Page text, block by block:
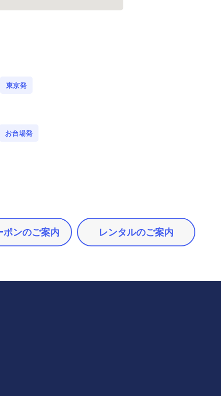
東京発
お台場発
ポンのご案内 レンタルのご案内